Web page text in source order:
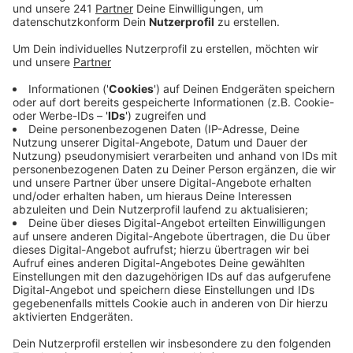
Creditreform für die Region rund um Leverkusen,
Remscheid und Solingen – zu der auch der
bergische Nordkreis gehört.
Anzeige
Demnach sprechen mehr als 60 Prozent der befragten
Unternehmen von einer guten oder sehr guten
Geschäftslage. Besonders gut läuft es dabei für
Betriebe in der Bauwirtschaft. Außerdem sind bei fast
40 Prozent der Betriebe die Umsätze gestiegen und
knapp 3.000 neue Arbeitsplätze geschaffen worden.
Der Blick in die Zukunft ist allerdings nicht ganz so
optimistisch: Zum ersten Mal seit Jahren gehen mehr
Betriebe davon aus, dass sich die Lage in den